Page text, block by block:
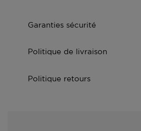
Garanties sécurité
Politique de livraison
Politique retours